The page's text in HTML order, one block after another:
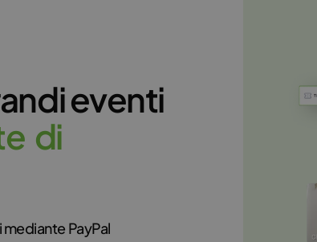
eventi
e di
PayPal